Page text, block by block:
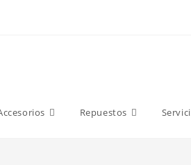
Repuestos